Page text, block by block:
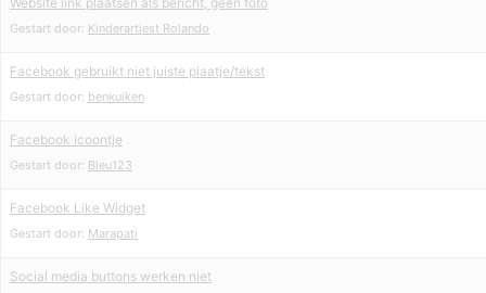
Gestart door: Kinderartiest Rolando
Facebook gebruikt niet juiste plaatje/tekst
Gestart door: benkuiken
Facebook icoontje
Gestart door: Bleu123
Facebook Like Widget
Gestart door: Marapati
Social media buttons werken niet